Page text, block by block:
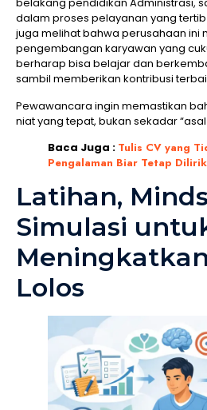
dalam proses pelayanan yang
juga melihat bahwa perusahaan ini
pengembangan karyawan yang
berharap bisa belajar dan
sambil memberikan kontribusi
Pewawancara ingin memastikan
niat yang tepat, bukan sekadar “asal
Baca Juga : Tulis CV yang
Pengalaman Biar Tetap Dilirik
Latihan,
Simulasi
Lolos